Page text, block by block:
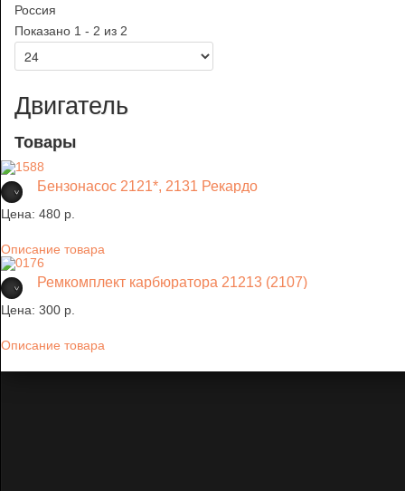
Россия
Показано 1 - 2 из 2
Двигатель
Товары
Бензонасос 2121*, 2131 Рекардо
Цена: 480 p.
Описание товара
Ремкомплект карбюратора 21213 (2107)
Цена: 300 p.
Описание товара